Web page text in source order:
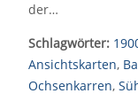
der…
Schlagwörter:
Ansichtskarten,
Ochsenkarren,